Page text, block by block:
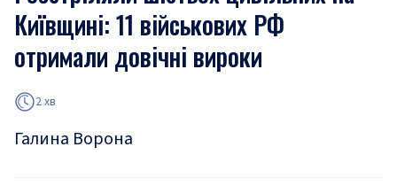
Київщині: 11 військових РФ
отримали довічні вироки
2 хв
Галина Ворона